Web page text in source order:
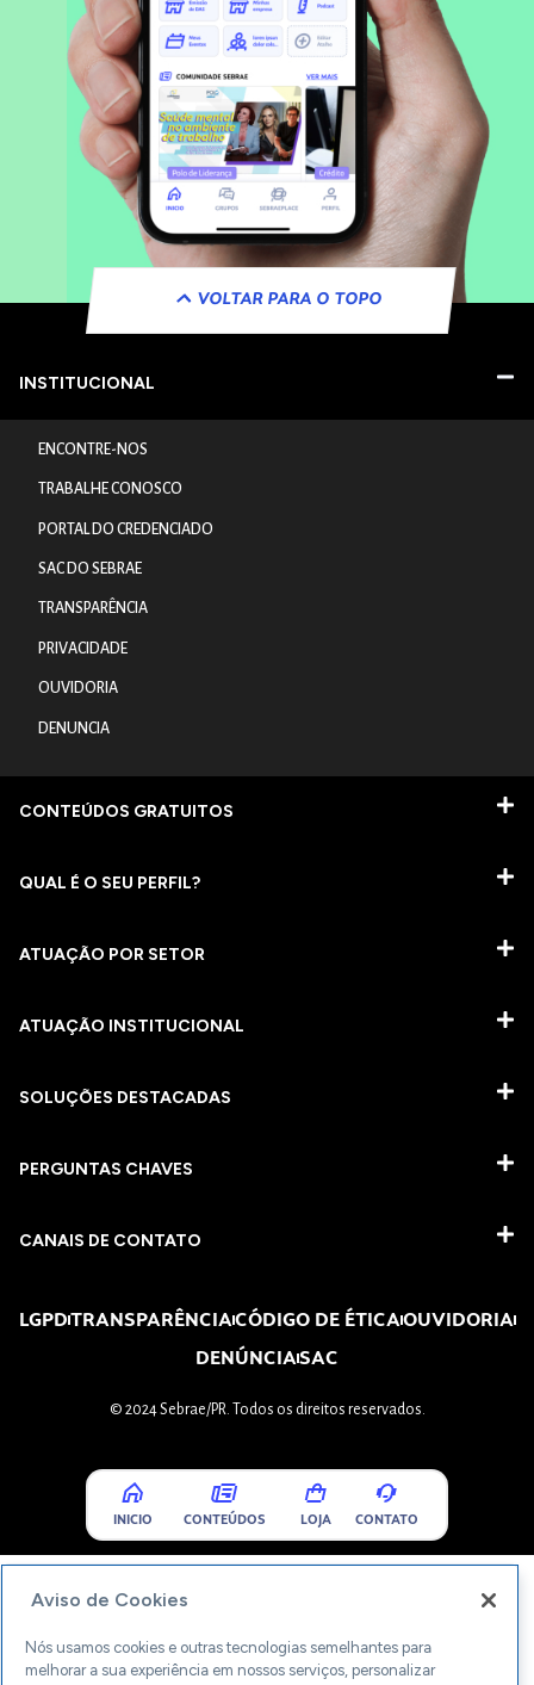
VOLTAR PARA O TOPO
INSTITUCIONAL
ENCONTRE-NOS
TRABALHE CONOSCO
PORTAL DO CREDENCIADO
SAC DO SEBRAE
TRANSPARÊNCIA
PRIVACIDADE
OUVIDORIA
DENUNCIA
CONTEÚDOS GRATUITOS
QUAL É O SEU PERFIL?
ATUAÇÃO POR SETOR
ATUAÇÃO INSTITUCIONAL
SOLUÇÕES DESTACADAS
PERGUNTAS CHAVES​
CANAIS DE CONTATO
LGPDTRANSPARÊNCIACÓDIGO DE ÉTICAOUVIDORIA
DENÚNCIASAC
© 2024 Sebrae/PR. Todos os direitos reservados.
INICIO CONTEÚDOS LOJA CONTATO
Aviso de Cookies
Nós usamos cookies e outras tecnologias semelhantes para
melhorar a sua experiência em nossos serviços, personalizar